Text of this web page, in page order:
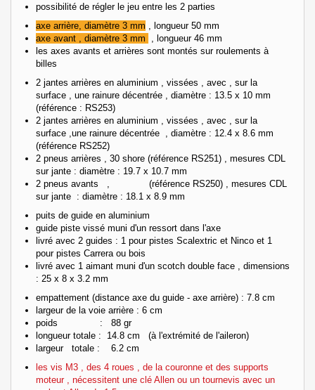
possibilité de régler le jeu entre les 2 parties
axe arrière, diamètre 3 mm
, longueur 50 mm
axe avant , diamètre 3 mm
, longueur 46 mm
les axes avants et arrières sont montés sur roulements à
billes
2 jantes arrières en aluminium , vissées , avec , sur la
surface , une rainure décentrée , diamètre : 13.5 x 10 mm
(référence : RS253)
2 jantes arrières en aluminium , vissées , avec , sur la
surface ,une rainure décentrée , diamètre : 12.4 x 8.6 mm
(référence RS252)
2 pneus arrières , 30 shore (référence RS251) , mesures CDL
sur jante : diamètre : 19.7 x 10.7 mm
2 pneus avants , (référence RS250) , mesures CDL
sur jante : diamètre : 18.1 x 8.9 mm
puits de guide en aluminium
guide piste vissé muni d'un ressort dans l'axe
livré avec 2 guides : 1 pour pistes Scalextric et Ninco et 1
pour pistes Carrera ou bois
livré avec 1 aimant muni d'un scotch double face , dimensions
: 25 x 8 x 3.2 mm
empattement (distance axe du guide - axe arrière) : 7.8 cm
largeur de la voie arrière : 6 cm
poids : 88 gr
longueur totale : 14.8 cm (à l'extrémité de l'aileron)
largeur totale : 6.2 cm
les vis M3 , des 4 roues , de la couronne et des supports
moteur , nécessitent une clé Allen ou un tournevis avec un